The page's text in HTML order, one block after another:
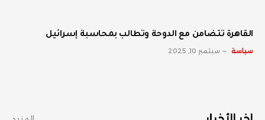
القاهرة تتضامن مع الدوحة وتطالب بمحاسبة إسرائيل
سياسة سبتمبر 10, 2025